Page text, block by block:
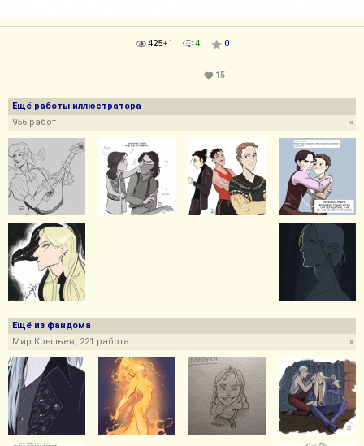
425+1 4 0
15
Ещё работы иллюстратора
»
956 работ
Ещё из фандома
»
Мир Крыльев, 221 работа